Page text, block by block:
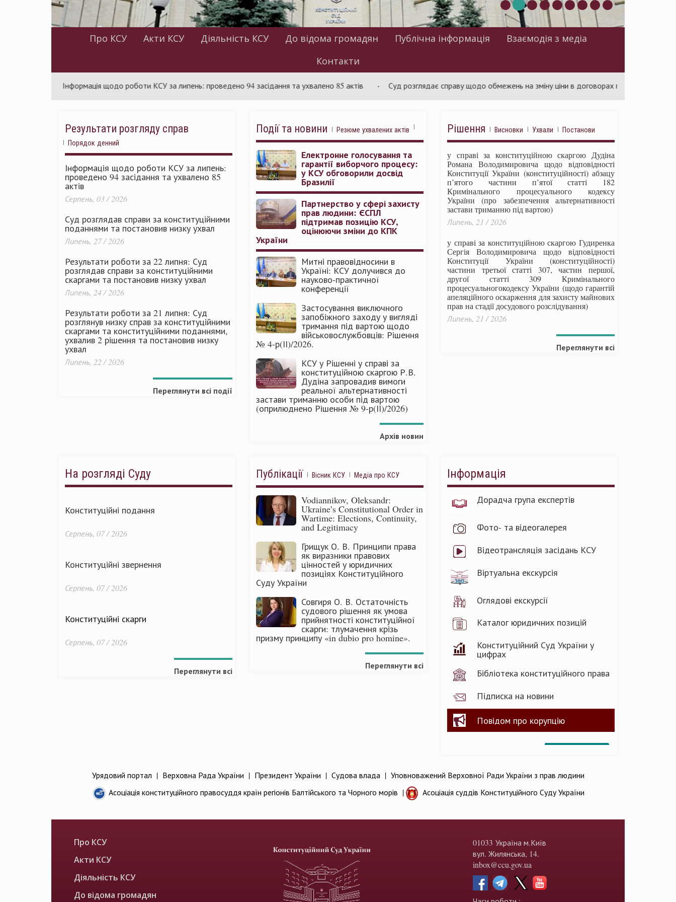
Про КСУ Акти КСУ Діяльність КСУ До відома громадян Публічна інформація
Взаємодія з медіа
Контакти
Інформація щодо роботи КСУ за липень: проведено 94 засідання та ухвалено 85 актів Суд розглядає справу щодо обмежень на зміну ціни в договорах про публічні закупівлі
Результати розгляду справ
Порядок денний
Інформація щодо роботи КСУ за липень:
проведено 94 засідання та ухвалено 85
актів
Серпень, 03 / 2026
Суд розглядав справи за конституційними
поданнями та постановив низку ухвал
Липень, 27 / 2026
Результати роботи за 22 липня: Суд
розглядав справи за конституційними
скаргами та постановив низку ухвал
Липень, 24 / 2026
Результати роботи за 21 липня: Суд
розглянув низку справ за конституційними
скаргами та конституційними поданнями,
ухвалив 2 рішення та постановив низку
ухвал
Липень, 22 / 2026
Переглянути всі події
Події та новини Резюме ухвалених актів
Електронне голосування та
гарантії виборчого процесу:
у КСУ обговорили досвід
Бразилії
Партнерство у сфері захисту
прав людини: ЄСПЛ
підтримав позицію КСУ,
оцінюючи зміни до КПК
України
Митні правовідносини в
Україні: КСУ долучився до
науково-практичної
конференції
Застосування виключного
запобіжного заходу у вигляді
тримання під вартою щодо
військовослужбовців: Рішення
№ 4-р(ІІ)/2026.
КСУ у Рішенні у справі за
конституційною скаргою Р.В.
Дудіна запровадив вимоги
реальної альтернативності
застави триманню особи під вартою
(оприлюднено Рішення № 9-р(ІІ)/2026)
Архів новин
Рішення Висновки Ухвали Постанови
у справі за конституційною скаргою Дудіна
Романа Володимировича щодо відповідності
Конституції України (конституційності) абзацу
п’ятого частини п’ятої статті 182
Кримінального процесуального кодексу
України (про забезпечення альтернативності
застави триманню під вартою)
Липень, 21 / 2026
у справі за конституційною скаргою Гудиренка
Сергія Володимировича щодо відповідності
Конституції України (конституційності)
частини третьої статті 307, частин першої,
другої статті 309 Кримінального
процесуальногокодексу України (щодо гарантій
апеляційного оскарження для захисту майнових
прав на стадії досудового розслідування)
Липень, 21 / 2026
Переглянути всі
На розгляді Суду
Конституційні подання
Серпень, 07 / 2026
Конституційні звернення
Серпень, 07 / 2026
Конституційні скарги
Серпень, 07 / 2026
Переглянути всі
Публікації Вісник КСУ Медіа про КСУ
Vodiannikov, Oleksandr:
Ukraine’s Constitutional Order in
Wartime: Elections, Continuity,
and Legitimacy
Грищук О. В. Принципи права
як виразники правових
цінностей у юридичних
позиціях Конституційного
Суду України
Совгиря О. В. Остаточність
судового рішення як умова
прийнятності конституційної
скарги: тлумачення крізь
призму принципу «in dubio pro homine».
Переглянути всі
Інформація
Дорадча група експертів
Фото- та відеогалерея
Відеотрансляція засідань КСУ
Віртуальна екскурсія
Оглядові екскурсії
Каталог юридичних позицій
Конституційний Суд України у
цифрах
Бібліотека конституційного права
Підписка на новини
Повідом про корупцію
Урядовий портал | Верховна Рада України | Президент України | Судова влада | Уповноважений Верховної Ради України з прав людини
Асоціація конституційного правосуддя країн регіонів Балтійського та Чорного морів | Асоціація суддів Конституційного Суду України
Про КСУ
Акти КСУ
Діяльність КСУ
До відома громадян
01033 Україна м.Київ
вул. Жилянська, 14.
inbox@ccu.gov.ua